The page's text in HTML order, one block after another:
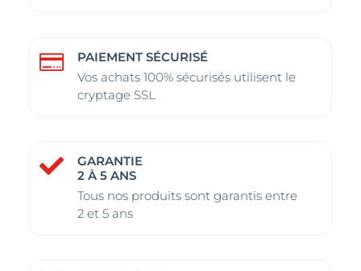

PAIEMENT SÉCURISÉ
Vos achats 100% sécurisés utilisent le
cryptage SSL

GARANTIE
2 À 5 ANS
Tous nos produits sont garantis entre
2 et 5 ans